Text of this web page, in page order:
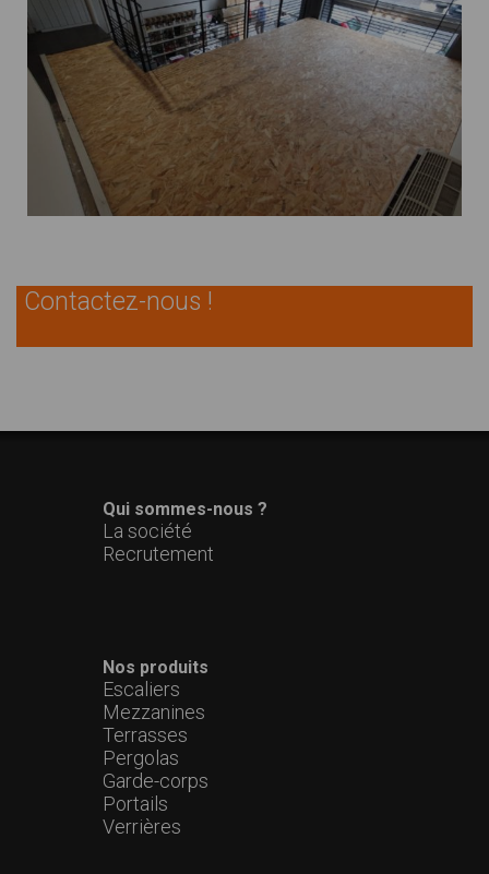
Contactez-nous !
Qui sommes-nous ?
La société
Recrutement
Nos produits
Escaliers
Mezzanines
Terrasses
Pergolas
Garde-corps
Portails
Verrières